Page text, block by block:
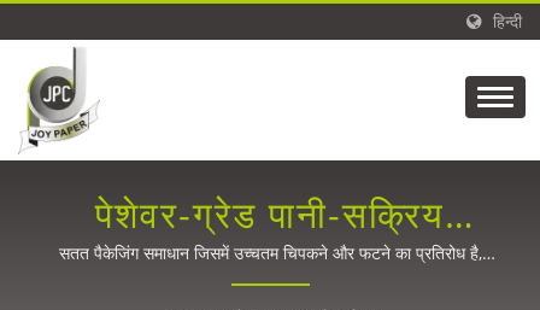
हिन्दी
पेशेवर-ग्रेड पानी-सक्रिय
क्राफ्ट पेपर टेप
सतत पैकेजिंग समाधान जिसमें उच्चतम चिपकने और फटने का प्रतिरोध है,
सुरक्षित शिपिंग और पर्यावरण के प्रति जागरूक व्यवसायों के लिए।